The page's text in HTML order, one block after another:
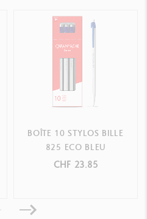
BOÎTE 10 STYLOS BILLE
825 ECO BLEU
CHF 23.85